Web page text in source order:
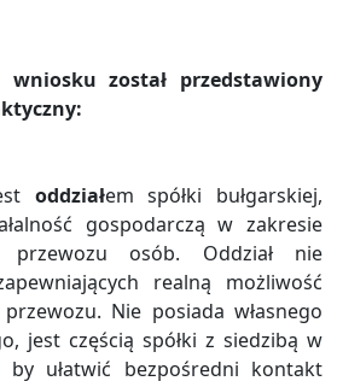
został przedstawiony
oddziałem spółki bułgarskiej,
gospodarczą w zakresie
przewozu osób. Oddział nie
realną możliwość
Nie posiada własnego
jest częścią spółki z siedzibą w
by ułatwić bezpośredni kontakt